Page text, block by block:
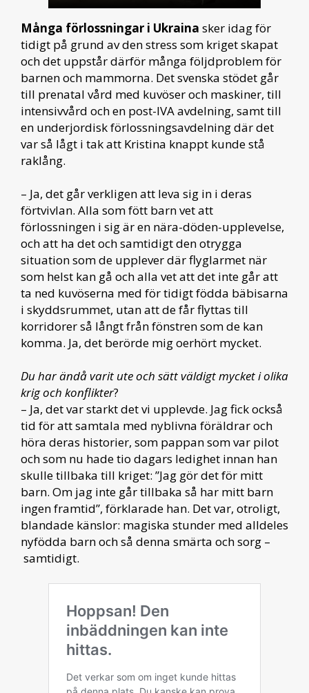
Många förlossningar i Ukraina sker idag för
tidigt på grund av den stress som kriget skapat
och det uppstår därför många följdproblem för
barnen och mammorna. Det svenska stödet går
till prenatal vård med kuvöser och maskiner, till
intensivvård och en post-IVA avdelning, samt till
en underjordisk förlossningsavdelning där det
var så lågt i tak att Kristina knappt kunde stå
raklång.
– Ja, det går verkligen att leva sig in i deras
förtvivlan. Alla som fött barn vet att
förlossningen i sig är en nära-döden-upplevelse,
och att ha det och samtidigt den otrygga
situation som de upplever där flyglarmet när
som helst kan gå och alla vet att det inte går att
ta ned kuvöserna med för tidigt födda bäbisarna
i skyddsrummet, utan att de får flyttas till
korridorer så långt från fönstren som de kan
komma. Ja, det berörde mig oerhört mycket.
Du har ändå varit ute och sätt väldigt mycket i olika
krig och konflikter?
– Ja, det var starkt det vi upplevde. Jag fick också
tid för att samtala med nyblivna föräldrar och
höra deras historier, som pappan som var pilot
och som nu hade tio dagars ledighet innan han
skulle tillbaka till kriget: ”Jag gör det för mitt
barn. Om jag inte går tillbaka så har mitt barn
ingen framtid”, förklarade han. Det var, otroligt,
blandade känslor: magiska stunder med alldeles
nyfödda barn och så denna smärta och sorg –
samtidigt.